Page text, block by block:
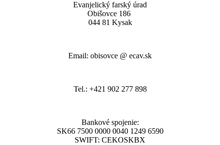
Evanjelický farský úrad
Obišovce 186
044 81 Kysak
Email: obisovce @ ecav.sk
Tel.: +421 902 277 898
Bankové spojenie:
SK66 7500 0000 0040 1249 6590
SWIFT: CEKOSKBX